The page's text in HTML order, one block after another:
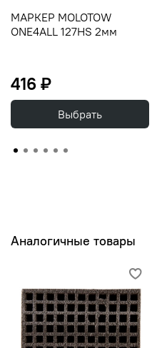
МАРКЕР MOLOTOW
ONE4ALL 127HS 2мм
416 ₽
Выбрать
Аналогичные товары